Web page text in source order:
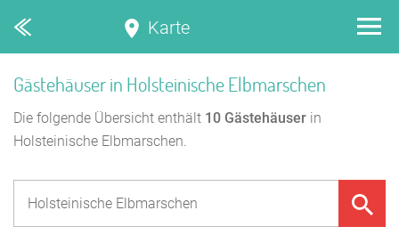
Karte
Gästehäuser in Holsteinische Elbmarschen
Die folgende Übersicht enthält 10 Gästehäuser in
Holsteinische Elbmarschen.